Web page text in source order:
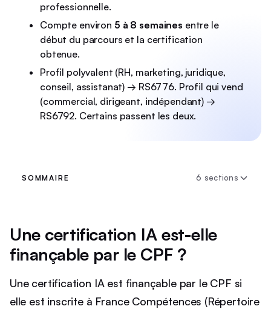
professionnelle.
Compte environ 5 à 8 semaines entre le
début du parcours et la certification
obtenue.
Profil polyvalent (RH, marketing, juridique,
conseil, assistanat) → RS6776. Profil qui vend
(commercial, dirigeant, indépendant) →
RS6792. Certains passent les deux.
SOMMAIRE 6 sections
Une certification IA est-elle
finançable par le CPF ?
Une certification IA est finançable par le CPF si
elle est inscrite à France Compétences (Répertoire